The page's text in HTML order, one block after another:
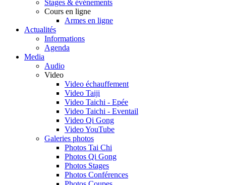
Stages & événements
Cours en ligne
Armes en ligne
Actualités
Informations
Agenda
Media
Audio
Video
Video échauffement
Video Taiji
Video Taichi - Epée
Video Taichi - Eventail
Video Qi Gong
Video YouTube
Galeries photos
Photos Tai Chi
Photos Qi Gong
Photos Stages
Photos Conférences